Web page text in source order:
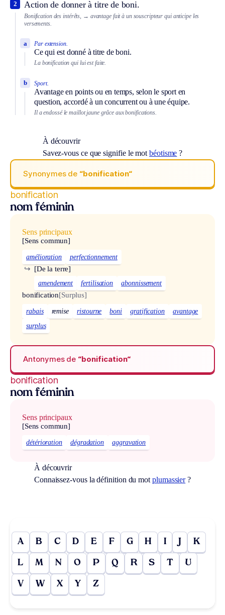
Action de donner à titre de boni.
2
Bonification des intérêts, → avantage fait à un souscripteur qui anticipe les
versements.
Par extension.
Ce qui est donné à titre de boni.
a
La bonification qui lui est faite.
Sport.
Avantage en points ou en temps, selon le sport en
question, accordé à un concurrent ou à une équipe.
b
Il a endossé le maillot jaune grâce aux bonifications.
À découvrir
Savez-vous ce que signifie le motbéotisme ?
Synonymes de “bonification“
bonification
nom féminin
Sens principaux
[Sens commun]
amélioration perfectionnement
[De la terre]
↪
amendement fertilisation abonnissement
bonification[Surplus]
rabais remise ristourne boni gratification
avantage
surplus
Antonymes de “bonification“
bonification
nom féminin
Sens principaux
[Sens commun]
détérioration dégradation aggravation
À découvrir
Connaissez-vous la définition du mot plumassier?
A B C D E F G H I J K
L M N O P Q R S T U
V W X Y Z